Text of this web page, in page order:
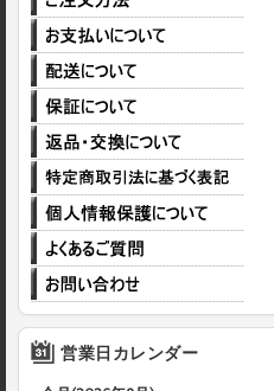
営業日カレンダー